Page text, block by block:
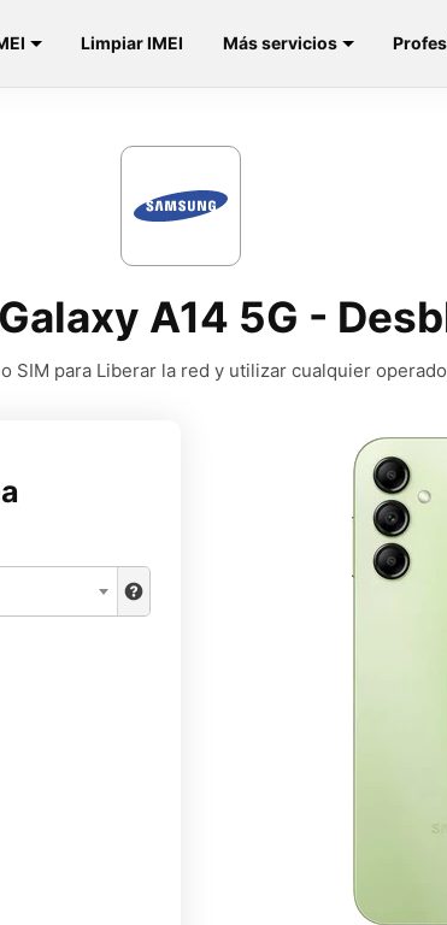
Limpiar IMEI Más servicios
A14 5G -
SIM para Liberar la red y utilizar cualquier